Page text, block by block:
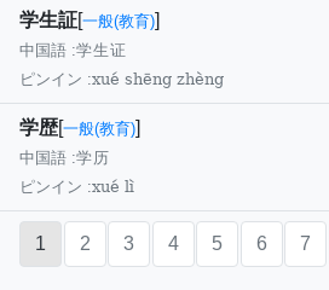
学生証[一般(教育)]
中国語 :学生证
ピンイン :xué shēng zhèng
学歴[一般(教育)]
中国語 :学历
ピンイン :xué lì
1 2 3 4 5 6 7